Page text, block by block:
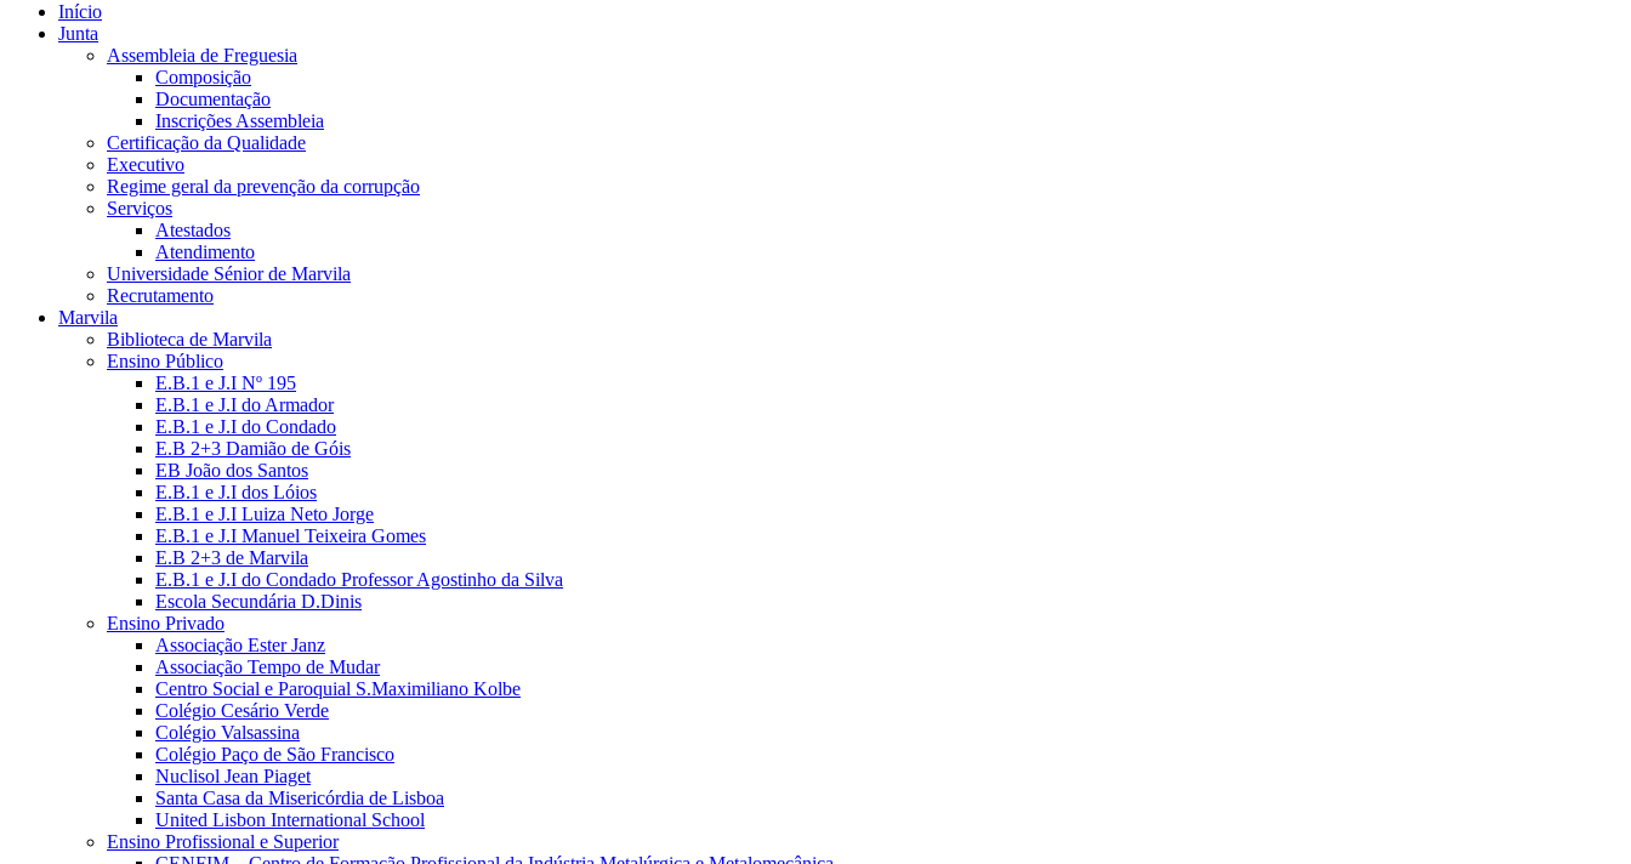
Início
Junta
Assembleia de Freguesia
Composição
Documentação
Inscrições Assembleia
Certificação da Qualidade
Executivo
Regime geral da prevenção da corrupção
Serviços
Atestados
Atendimento
Universidade Sénior de Marvila
Recrutamento
Marvila
Biblioteca de Marvila
Ensino Público
E.B.1 e J.I Nº 195
E.B.1 e J.I do Armador
E.B.1 e J.I do Condado
E.B 2+3 Damião de Góis
EB João dos Santos
E.B.1 e J.I dos Lóios
E.B.1 e J.I Luiza Neto Jorge
E.B.1 e J.I Manuel Teixeira Gomes
E.B 2+3 de Marvila
E.B.1 e J.I do Condado Professor Agostinho da Silva
Escola Secundária D.Dinis
Ensino Privado
Associação Ester Janz
Associação Tempo de Mudar
Centro Social e Paroquial S.Maximiliano Kolbe
Colégio Cesário Verde
Colégio Valsassina
Colégio Paço de São Francisco
Nuclisol Jean Piaget
Santa Casa da Misericórdia de Lisboa
United Lisbon International School
Ensino Profissional e Superior